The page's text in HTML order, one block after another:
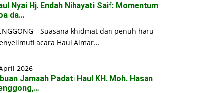
Nyai Hj. Endah Nihayati Saif: Momentum
da…
– Suasana khidmat dan penuh haru
acara Haul Almar…
2026
Jamaah Padati Haul KH. Moh. Hasan